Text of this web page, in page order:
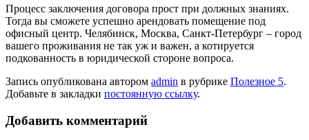
Процесс заключения договора прост при должных знаниях.
Тогда вы сможете успешно арендовать помещение под
офисный центр. Челябинск, Москва, Санкт-Петербург – город
вашего проживания не так уж и важен, а котируется
подкованность в юридической стороне вопроса.
Запись опубликована автором admin в рубрике Полезное 5.
Добавьте в закладки постоянную ссылку.
Добавить комментарий